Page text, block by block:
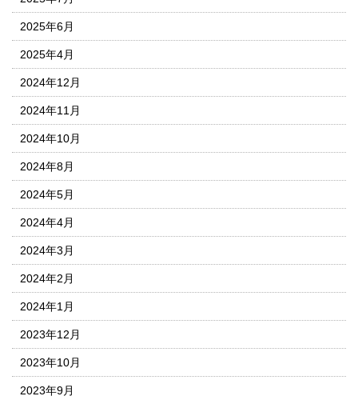
2025年6月
2025年4月
2024年12月
2024年11月
2024年10月
2024年8月
2024年5月
2024年4月
2024年3月
2024年2月
2024年1月
2023年12月
2023年10月
2023年9月